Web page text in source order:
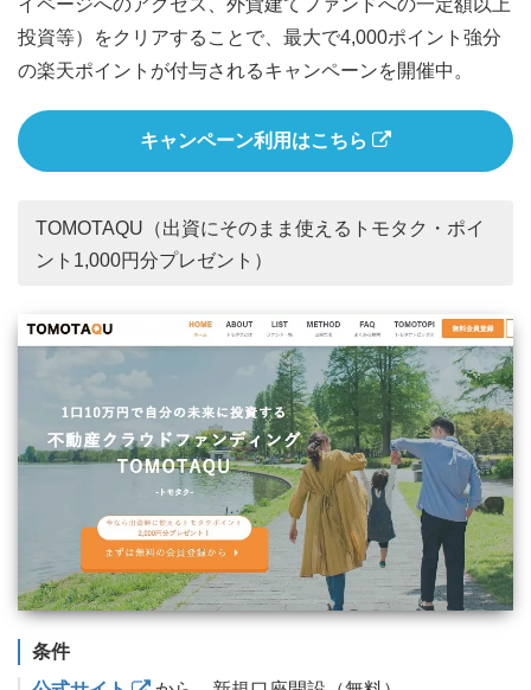
投資等）をクリアすることで、最大で4,000ポイント強分
の楽天ポイントが付与されるキャンペーンを開催中。
キャンペーン利用はこちら
TOMOTAQU（出資にそのまま使えるトモタク・ポイ
ント1,000円分プレゼント）
条件